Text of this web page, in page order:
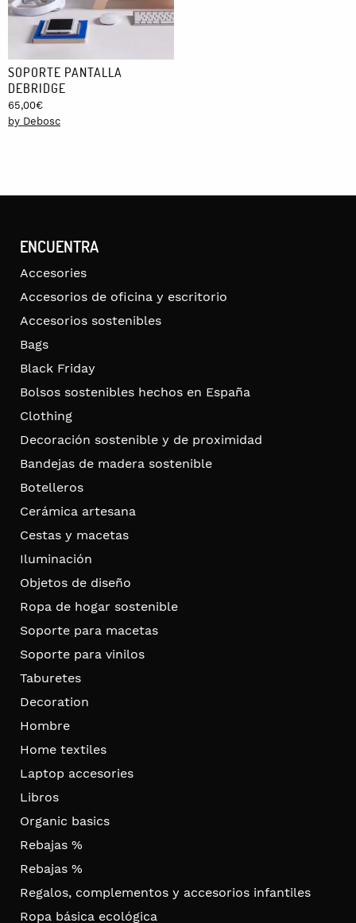
SOPORTE PANTALLA
DEBRIDGE
65,00€
by Debosc
ENCUENTRA
Accesories
Accesorios de oficina y escritorio
Accesorios sostenibles
Bags
Black Friday
Bolsos sostenibles hechos en España
Clothing
Decoración sostenible y de proximidad
Bandejas de madera sostenible
Botelleros
Cerámica artesana
Cestas y macetas
Iluminación
Objetos de diseño
Ropa de hogar sostenible
Soporte para macetas
Soporte para vinilos
Taburetes
Decoration
Hombre
Home textiles
Laptop accesories
Libros
Organic basics
Rebajas %
Rebajas %
Regalos, complementos y accesorios infantiles
Ropa básica ecológica